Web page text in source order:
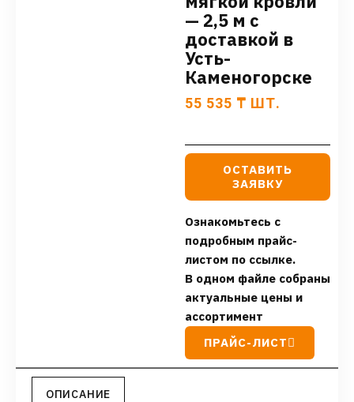
— 2,5 м с
доставкой в
Усть-
Каменогорске
55 535 ₸ ШТ.
ОСТАВИТЬ
ЗАЯВКУ
Ознакомьтесь с
подробным прайс-
листом по ссылке.
В одном файле собраны
актуальные цены и
ассортимент
ПРАЙС-ЛИСТ
ОПИСАНИЕ